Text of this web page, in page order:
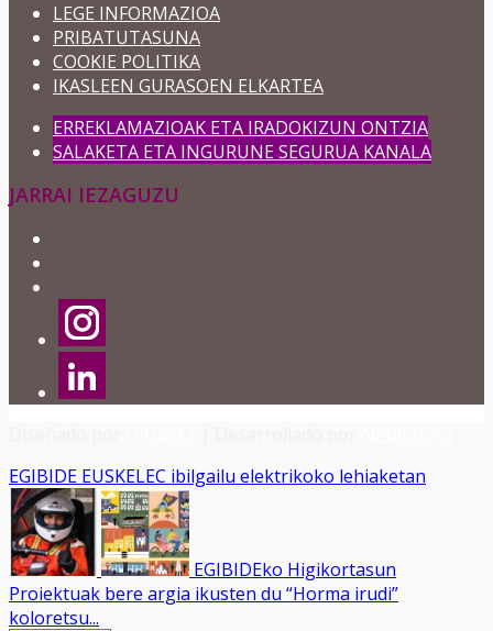
LEGE INFORMAZIOA
PRIBATUTASUNA
COOKIE POLITIKA
IKASLEEN GURASOEN ELKARTEA
ERREKLAMAZIOAK ETA IRADOKIZUN ONTZIA
SALAKETA ETA INGURUNE SEGURUA KANALA
JARRAI IEZAGUZU
EGIBIDE EUSKELEC ibilgailu elektrikoko lehiaketan
EGIBIDEko Higikortasun
Proiektuak bere argia ikusten du “Horma irudi”
koloretsu...